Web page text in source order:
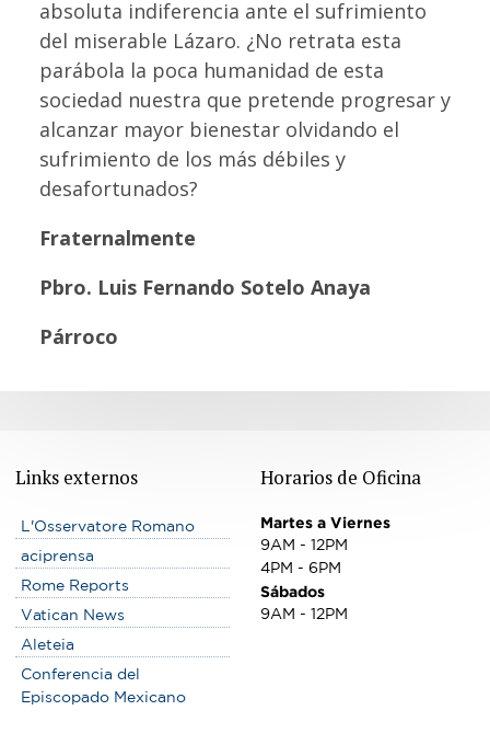
absoluta indiferencia ante el sufrimiento
del miserable Lázaro. ¿No retrata esta
parábola la poca humanidad de esta
sociedad nuestra que pretende progresar y
alcanzar mayor bienestar olvidando el
sufrimiento de los más débiles y
desafortunados?
Fraternalmente
Pbro. Luis Fernando Sotelo Anaya
Párroco
Links externos
L'Osservatore Romano
aciprensa
Rome Reports
Vatican News
Aleteia
Conferencia del
Episcopado Mexicano
Horarios de Oficina
Martes a Viernes
9AM - 12PM
4PM - 6PM
Sábados
9AM - 12PM